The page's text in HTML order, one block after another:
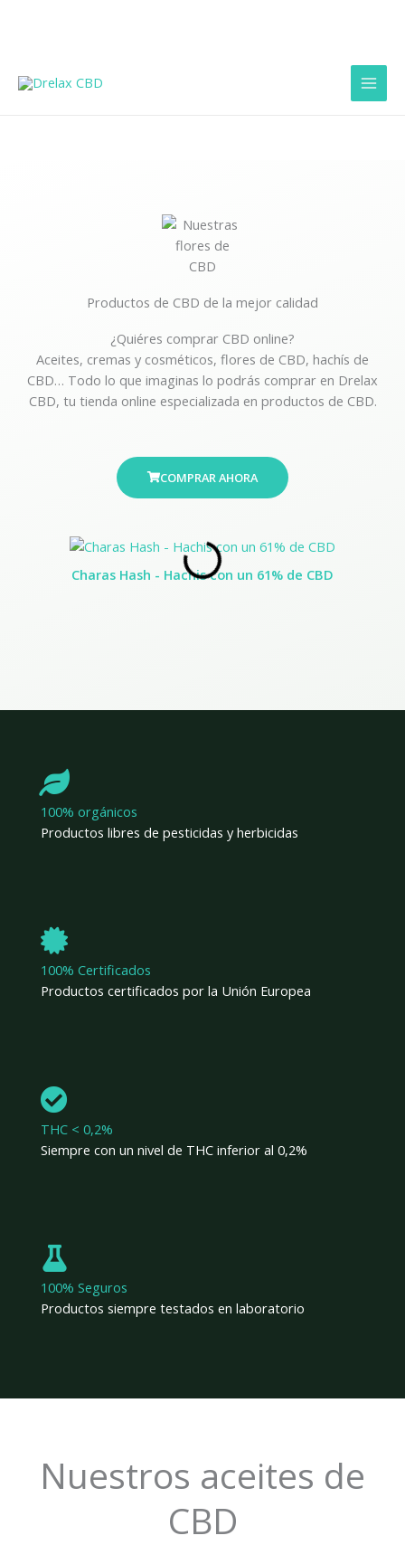
Charas Hash - Hachis con un 61% de CBD
Productos de CBD de la mejor calidad
¿Quiéres comprar CBD online?
Aceites, cremas y cosméticos, flores de CBD, hachís de
CBD… Todo lo que imaginas lo podrás comprar en Drelax
CBD, tu tienda online especializada en productos de CBD.
COMPRAR AHORA
100% orgánicos
Productos libres de pesticidas y herbicidas
100% Certificados
Productos certificados por la Unión Europea
THC < 0,2%
Siempre con un nivel de THC inferior al 0,2%
100% Seguros
Productos siempre testados en laboratorio
Nuestros aceites de
CBD